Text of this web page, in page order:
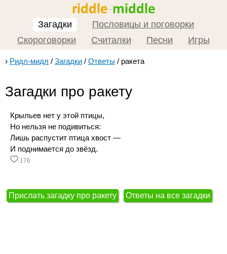
Загадки
Пословицы и поговорки
Скороговорки
Считалки Песни Игры
› Ридл-мидл / Загадки / Ответы / ракета
Загадки про ракету
Крыльев нет у этой птицы,
Но нельзя не подивиться:
Лишь распустит птица хвост —
И поднимается до звёзд.
176
Прислать загадку про ракету Ответы на все загадки